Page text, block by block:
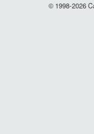
© 1998-2026